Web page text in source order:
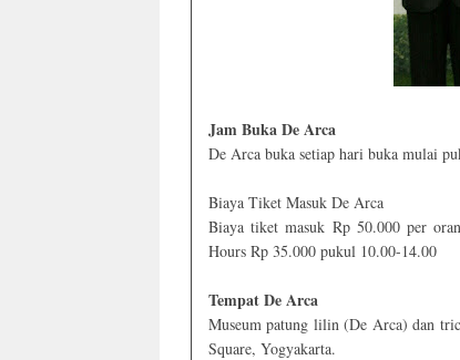
Jam Buka De Arca
De Arca buka setiap hari buka mulai
Biaya Tiket Masuk De Arca
Biaya tiket masuk Rp 50.000 per
Hours Rp 35.000 pukul 10.00-14.00
Tempat De Arca
Museum patung lilin (De Arca) dan
Square, Yogyakarta.